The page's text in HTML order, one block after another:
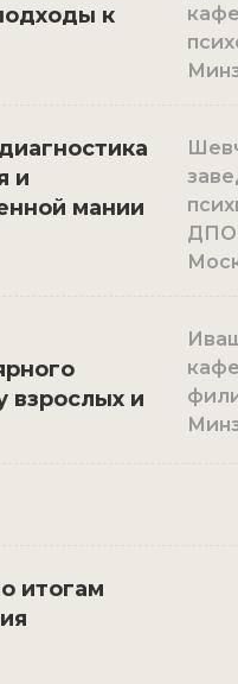
к
и
мании
ДПО
взрослых и
итогам